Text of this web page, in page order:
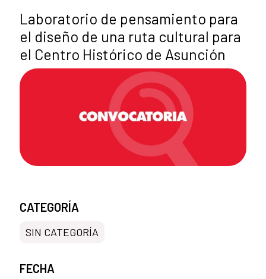
Laboratorio de pensamiento para
el diseño de una ruta cultural para
el Centro Histórico de Asunción
CATEGORÍA
SIN CATEGORÍA
FECHA